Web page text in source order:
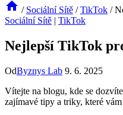
/ Sociální Sítě / TikTok /
Sociální Sítě | TikTok
Nejlepší TikTok
OdByznys Lab 9. 6. 2025
Vítejte na blogu, kde se
zajímavé tipy a triky, které